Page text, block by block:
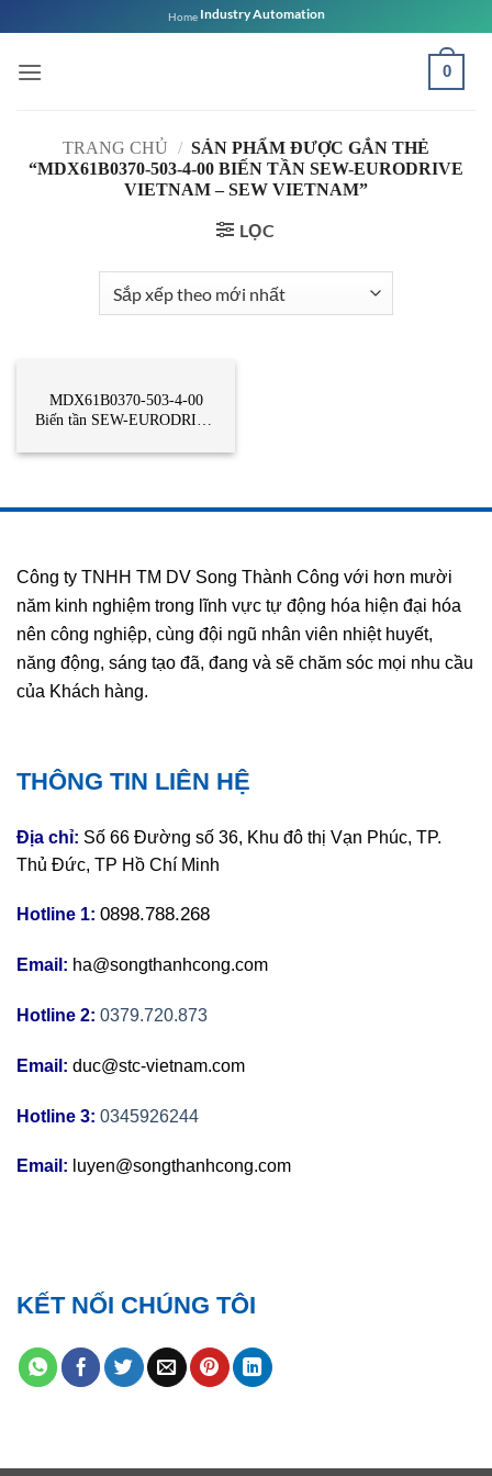
qua
nội
Home Industry Automation
0
TRANG CHỦ / SẢN PHẨM ĐƯỢC GẮN THẺ
“MDX61B0370-503-4-00 BIẾN TẦN SEW-EURODRIVE
VIETNAM – SEW VIETNAM”
LỌC
MDX61B0370-503-4-00
Biến tần SEW-EURODRIVE
Công ty TNHH TM DV Song Thành Công với hơn mười
năm kinh nghiệm trong lĩnh vực tự động hóa hiện đại hóa
nên công nghiệp, cùng đội ngũ nhân viên nhiệt huyết,
năng động, sáng tạo đã, đang và sẽ chăm sóc mọi nhu cầu
của Khách hàng.
THÔNG TIN LIÊN HỆ
Địa chỉ: Số 66 Đường số 36, Khu đô thị Vạn Phúc, TP.
Thủ Đức, TP Hồ Chí Minh
Hotline 1: 0898.788.268
Email: ha@songthanhcong.com
Hotline 2: 0379.720.873
Email: duc@stc-vietnam.com
Hotline 3: 0345926244
Email: luyen@songthanhcong.com
KẾT NỐI CHÚNG TÔI